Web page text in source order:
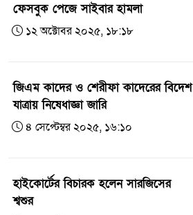
ফেসবুক পেজে সাইবার হামলা
১২ অক্টোবর ২০২৫, ১৮:১৮
জিএম কাদের ও শেরীফা কাদেরের বিদেশ
যাত্রায় নিষেধাজ্ঞা জারি
৪ সেপ্টেম্বর ২০২৫, ১৬:১০
হাইকোর্টের বিচারক হলেন সারজিসের
শ্বশুর